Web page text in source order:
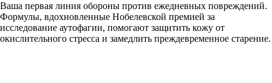
Ваша первая линия обороны против ежедневных повреждений.
Формулы, вдохновленные Нобелевской премией за
исследование аутофагии, помогают защитить кожу от
окислительного стресса и замедлить преждевременное старение.